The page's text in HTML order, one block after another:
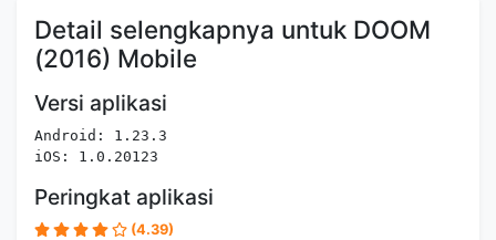
Detail selengkapnya untuk DOOM
(2016) Mobile
Versi aplikasi
Android: 1.23.3
iOS: 1.0.20123
Peringkat aplikasi
(4.39)